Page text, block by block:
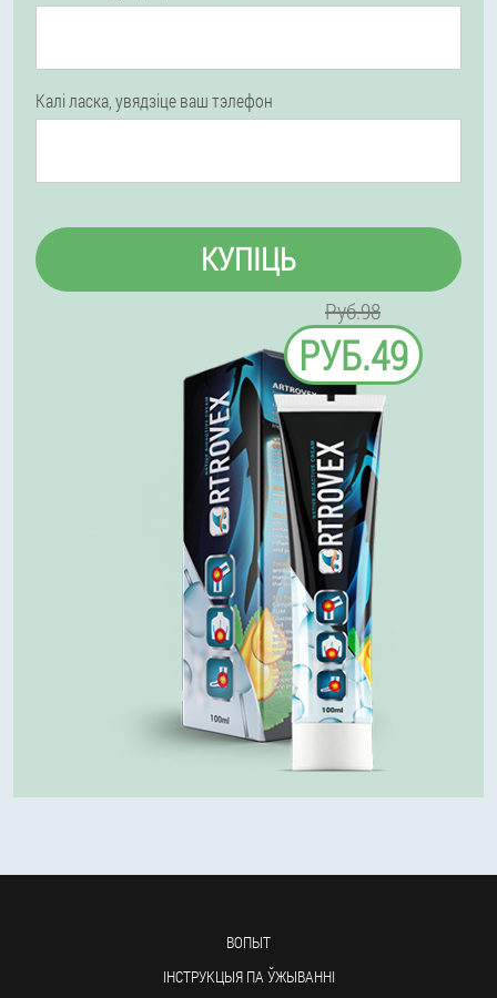
Калі ласка, увядзіце ваш тэлефон
КУПІЦЬ
Руб.98
РУБ.49
ВОПЫТ
ІНСТРУКЦЫЯ ПА ЎЖЫВАННІ